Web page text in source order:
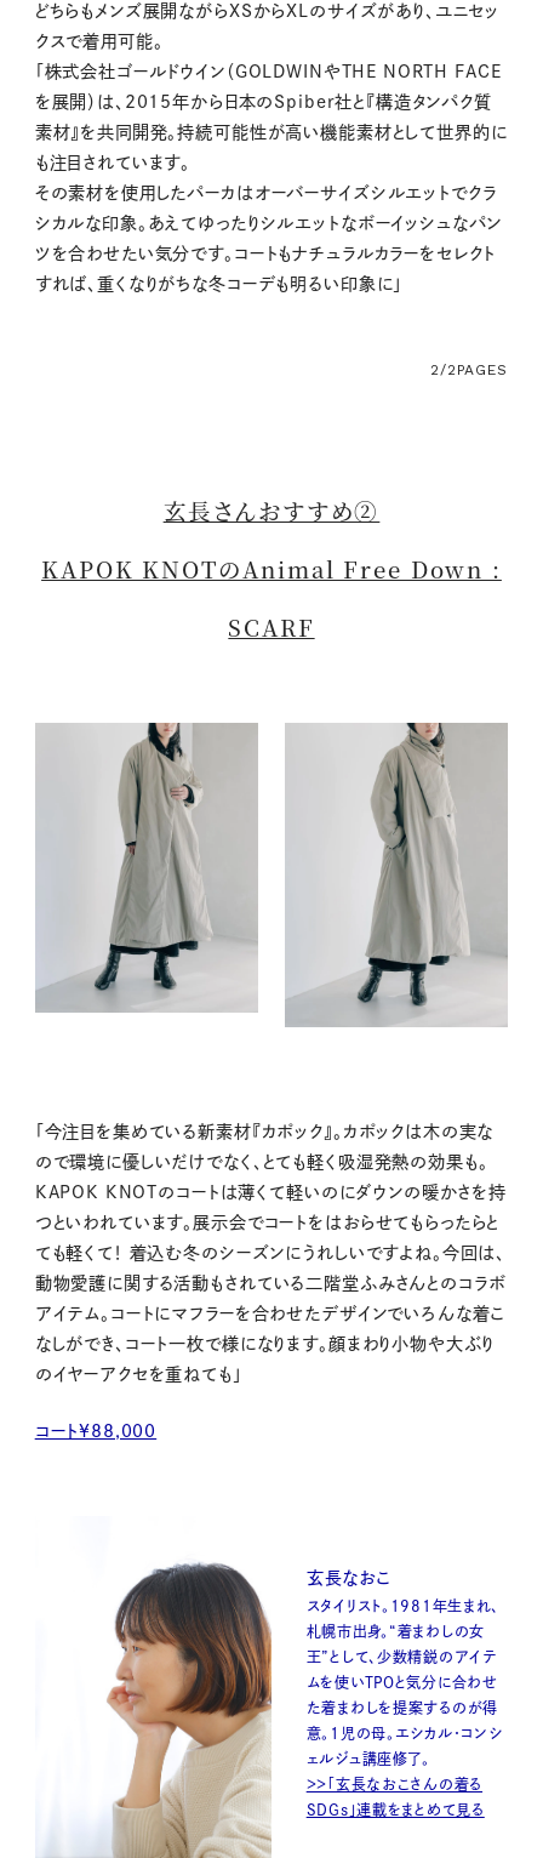
どちらもメンズ展開ながらXSからXLのサイズがあり、ユニセッ
クスで着用可能。
「株式会社ゴールドウイン（GOLDWINやTHE NORTH FACE
を展開）は、2015年から日本のSpiber社と『構造タンパク質
素材』を共同開発。持続可能性が高い機能素材として世界的に
も注目されています。
その素材を使用したパーカはオーバーサイズシルエットでクラ
シカルな印象。あえてゆったりシルエットなボーイッシュなパン
ツを合わせたい気分です。コートもナチュラルカラーをセレクト
すれば、重くなりがちな冬コーデも明るい印象に」
2/2 PAGES
玄長さんおすすめ②
KAPOK KNOTのAnimal Free Down :
SCARF
「今注目を集めている新素材『カポック』。カポックは木の実な
ので環境に優しいだけでなく、とても軽く吸湿発熱の効果も。
KAPOK KNOTのコートは薄くて軽いのにダウンの暖かさを持
つといわれています。展示会でコートをはおらせてもらったらと
ても軽くて！ 着込む冬のシーズンにうれしいですよね。今回は、
動物愛護に関する活動もされている二階堂ふみさんとのコラボ
アイテム。コートにマフラーを合わせたデザインでいろんな着こ
なしができ、コート一枚で様になります。顔まわり小物や大ぶり
のイヤーアクセを重ねても」
コート¥88,000
玄長なおこ
スタイリスト。1981年生まれ、
札幌市出身。“着まわしの女
王”として、少数精鋭のアイテ
ムを使いTPOと気分に合わせ
た着まわしを提案するのが得
意。１児の母。エシカル・コンシ
ェルジュ講座修了。
＞＞「玄長なおこさんの着る
SDGs」連載をまとめて見る